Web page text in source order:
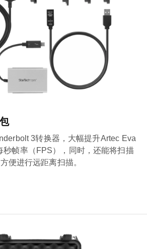
3转换器，大幅提升Artec Eva
秒帧率（FPS），同时，还能将扫描
便进行远距离扫描。